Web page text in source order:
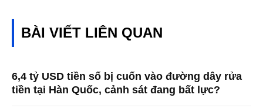
BÀI VIẾT LIÊN QUAN
6,4 tỷ USD tiền số bị cuốn vào đường dây rửa
tiền tại Hàn Quốc, cảnh sát đang bất lực?